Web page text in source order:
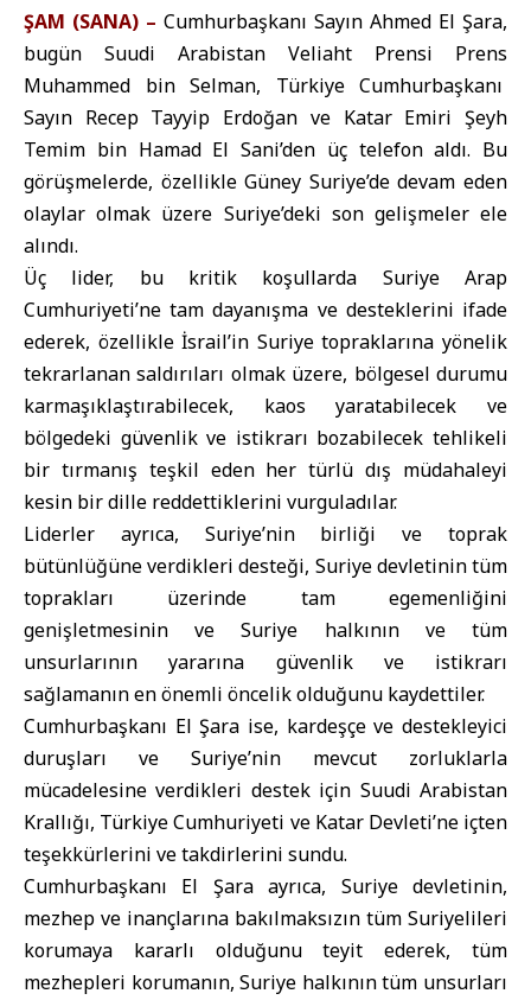
ŞAM (SANA) – Cumhurbaşkanı Sayın Ahmed El Şara,
bugün Suudi Arabistan Veliaht Prensi Prens
Muhammed bin Selman, Türkiye Cumhurbaşkanı
Sayın Recep Tayyip Erdoğan ve Katar Emiri Şeyh
Temim bin Hamad El Sani’den üç telefon aldı. Bu
görüşmelerde, özellikle Güney Suriye’de devam eden
olaylar olmak üzere Suriye’deki son gelişmeler ele
alındı.
Üç lider, bu kritik koşullarda Suriye Arap
Cumhuriyeti’ne tam dayanışma ve desteklerini ifade
ederek, özellikle İsrail’in Suriye topraklarına yönelik
tekrarlanan saldırıları olmak üzere, bölgesel durumu
karmaşıklaştırabilecek, kaos yaratabilecek ve
bölgedeki güvenlik ve istikrarı bozabilecek tehlikeli
bir tırmanış teşkil eden her türlü dış müdahaleyi
kesin bir dille reddettiklerini vurguladılar.
Liderler ayrıca, Suriye’nin birliği ve toprak
bütünlüğüne verdikleri desteği, Suriye devletinin tüm
toprakları üzerinde tam egemenliğini
genişletmesinin ve Suriye halkının ve tüm
unsurlarının yararına güvenlik ve istikrarı
sağlamanın en önemli öncelik olduğunu kaydettiler.
Cumhurbaşkanı El Şara ise, kardeşçe ve destekleyici
duruşları ve Suriye’nin mevcut zorluklarla
mücadelesine verdikleri destek için Suudi Arabistan
Krallığı, Türkiye Cumhuriyeti ve Katar Devleti’ne içten
teşekkürlerini ve takdirlerini sundu.
Cumhurbaşkanı El Şara ayrıca, Suriye devletinin,
mezhep ve inançlarına bakılmaksızın tüm Suriyelileri
korumaya kararlı olduğunu teyit ederek, tüm
mezhepleri korumanın, Suriye halkının tüm unsurları